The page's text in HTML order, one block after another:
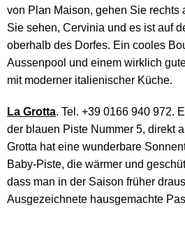
von Plan Maison, gehen Sie rechts
Sie sehen, Cervinia und es ist auf
oberhalb des Dorfes. Ein cooles
Aussenpool und einem wirklich
mit moderner italienischer Küche.
La Grotta. Tel. +39 0166 940 972.
der blauen Piste Nummer 5, direkt
Grotta hat eine wunderbare
Baby-Piste, die wärmer und
dass man in der Saison früher
Ausgezeichnete hausgemachte